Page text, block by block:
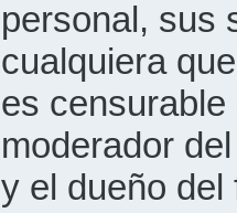
personal, sus
cualquiera
es
moderador
y el dueño